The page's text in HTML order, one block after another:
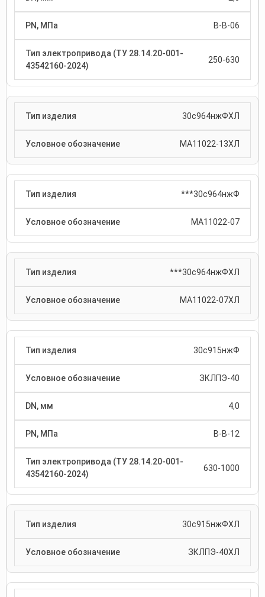
В-В-06
250-630
30с964нжФХЛ
МА11022-13ХЛ
***30с964нжФ
МА11022-07
***30с964нжФХЛ
МА11022-07ХЛ
30с915нжФ
ЗКЛПЭ-40
4,0
В-В-12
630-1000
30с915нжФХЛ
ЗКЛПЭ-40ХЛ